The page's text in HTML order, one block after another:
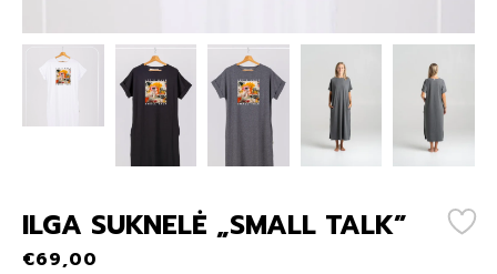
ILGA SUKNELĖ „SMALL TALK”
€69,00